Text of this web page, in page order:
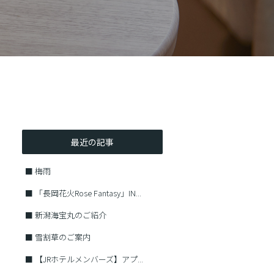
最近の記事
■ 梅雨
■
「長岡花火Rose Fantasy」IN...
■ 新潟海宝丸のご紹介
■ 雪割草のご案内
■
【JRホテルメンバーズ】アプ...